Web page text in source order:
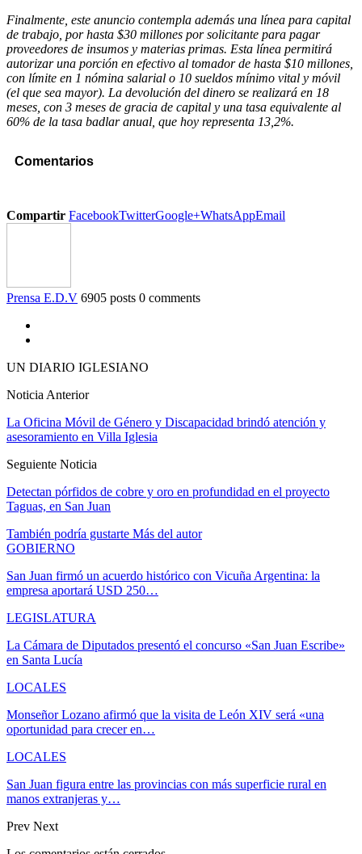
Finalmente, este anuncio contempla además una línea para capital
de trabajo, por hasta $30 millones por solicitante para pagar
proveedores de insumos y materias primas. Esta línea permitirá
autorizar una porción en efectivo al tomador de hasta $10 millones,
con límite en 1 nómina salarial o 10 sueldos mínimo vital y móvil
(el que sea mayor). La devolución del dinero se realizará en 18
meses, con 3 meses de gracia de capital y una tasa equivalente al
60% de la tasa badlar anual, que hoy representa 13,2%.
Comentarios
Compartir FacebookTwitterGoogle+WhatsAppEmail
Prensa E.D.V 6905 posts 0 comments
UN DIARIO IGLESIANO
Noticia Anterior
La Oficina Móvil de Género y Discapacidad brindó atención y
asesoramiento en Villa Iglesia
Seguiente Noticia
Detectan pórfidos de cobre y oro en profundidad en el proyecto
Taguas, en San Juan
También podría gustarte Más del autor
GOBIERNO
San Juan firmó un acuerdo histórico con Vicuña Argentina: la
empresa aportará USD 250…
LEGISLATURA
La Cámara de Diputados presentó el concurso «San Juan Escribe»
en Santa Lucía
LOCALES
Monseñor Lozano afirmó que la visita de León XIV será «una
oportunidad para crecer en…
LOCALES
San Juan figura entre las provincias con más superficie rural en
manos extranjeras y…
Prev Next